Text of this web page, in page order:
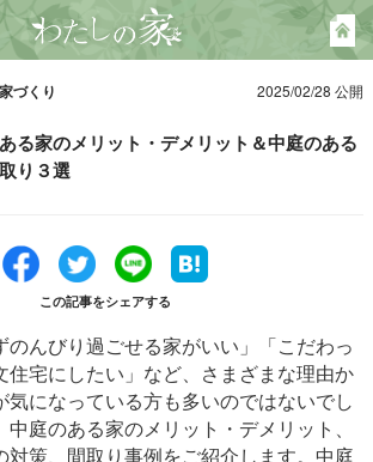
づくり 2025/02/28 公開
る家のメリット・デメリット＆中庭のある
り３選
この記事をシェアする
のんびり過ごせる家がいい」「こだわっ
住宅にしたい」など、さまざまな理由か
気になっている方も多いのではないでし
中庭のある家のメリット・デメリット、
対策、間取り事例をご紹介します。中庭